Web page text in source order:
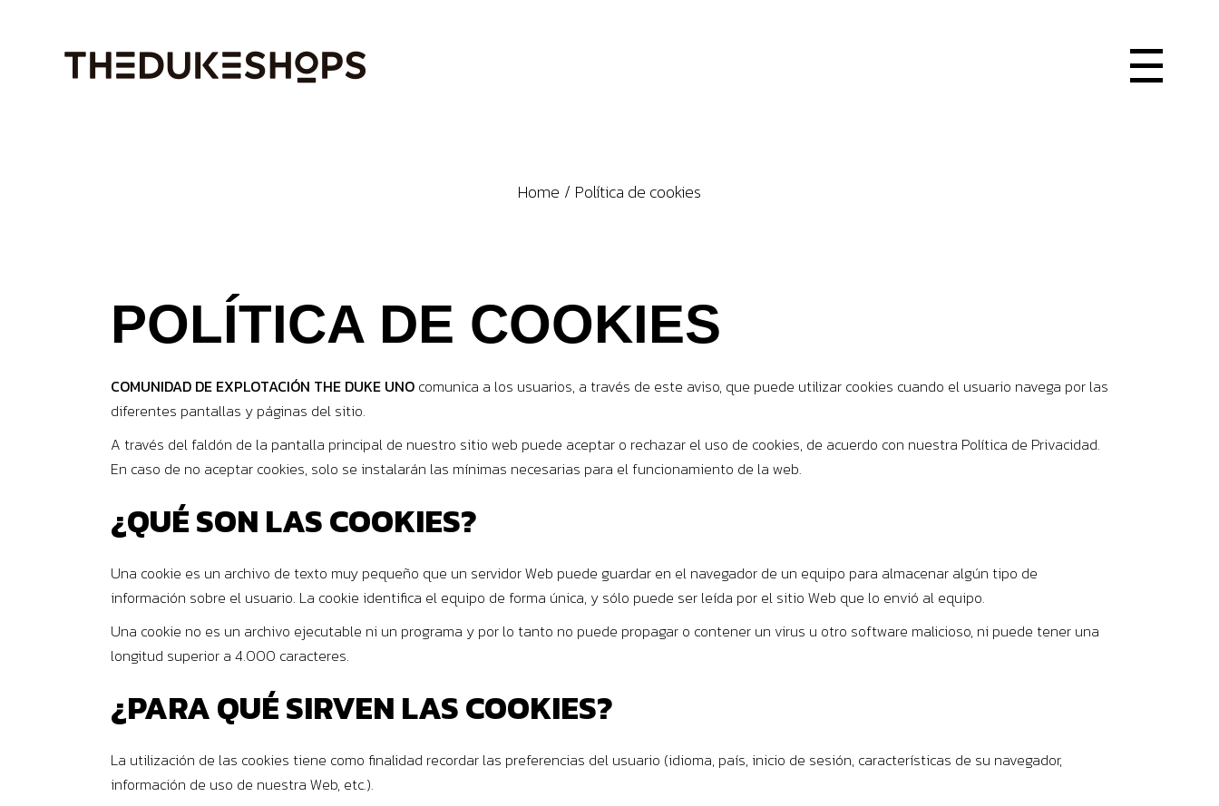
Home Política de cookies
POLÍTICA DE COOKIES
COMUNIDAD DE EXPLOTACIÓN THE DUKE UNO comunica a los usuarios, a través de este aviso, que puede utilizar cookies cuando el usuario navega por las
diferentes pantallas y páginas del sitio.
A través del faldón de la pantalla principal de nuestro sitio web puede aceptar o rechazar el uso de cookies, de acuerdo con nuestra Política de Privacidad.
En caso de no aceptar cookies, solo se instalarán las mínimas necesarias para el funcionamiento de la web.
¿QUÉ SON LAS COOKIES?
Una cookie es un archivo de texto muy pequeño que un servidor Web puede guardar en el navegador de un equipo para almacenar algún tipo de
información sobre el usuario. La cookie identifica el equipo de forma única, y sólo puede ser leída por el sitio Web que lo envió al equipo.
Una cookie no es un archivo ejecutable ni un programa y por lo tanto no puede propagar o contener un virus u otro software malicioso, ni puede tener una
longitud superior a 4.000 caracteres.
¿PARA QUÉ SIRVEN LAS COOKIES?
La utilización de las cookies tiene como finalidad recordar las preferencias del usuario (idioma, país, inicio de sesión, características de su navegador,
información de uso de nuestra Web, etc.).